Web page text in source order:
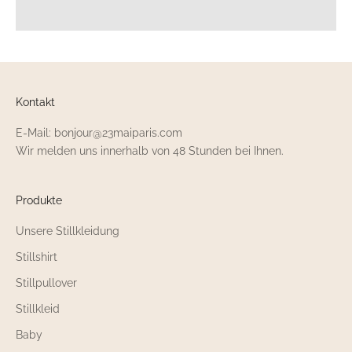
Kontakt
E-Mail: bonjour@23maiparis.com
Wir melden uns innerhalb von 48 Stunden bei Ihnen.
Produkte
Unsere Stillkleidung
Stillshirt
Stillpullover
Stillkleid
Baby